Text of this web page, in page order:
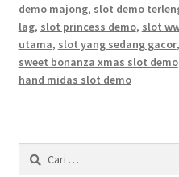
demo majong, slot demo
lag, slot princess demo, slot
utama, slot yang sedang gacor,
sweet bonanza xmas slot demo
hand midas slot demo
Cari
untuk: